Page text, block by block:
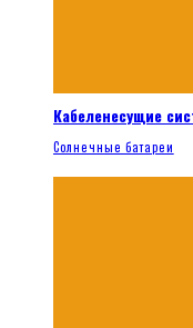
Кабеленесущие
Солнечные батареи